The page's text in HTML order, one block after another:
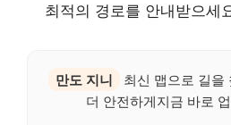
최적의 경로를 안내받으세
만도 지니
최신 맵으로 길을
더 안전하게지금 바로